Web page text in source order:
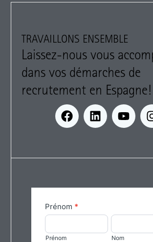
TRAVAILLONS ENSEMBLE
Laissez-nous vous
dans vos démarches de
recrutement en Espagne!
Form
general
Prénom *
Prénom
Prénom
Nom
Nom